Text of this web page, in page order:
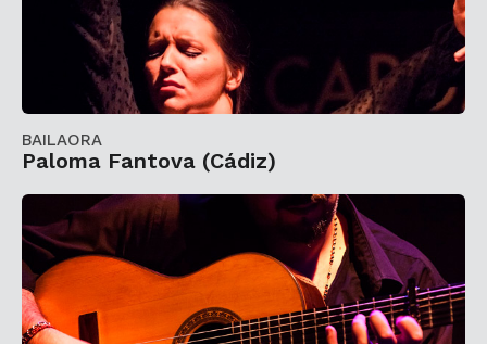
BAILAORA
Paloma Fantova (Cádiz)